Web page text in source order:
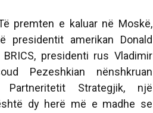
premten e kaluar në Moskë,
amerikan Donald
presidenti rus Vladimir
Pezeshkian nënshkruan
Partneritetit Strategjik, një
dy herë më e madhe se